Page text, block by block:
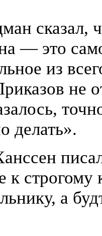
сказал,
— это
из
не
делать».
к строгому
а